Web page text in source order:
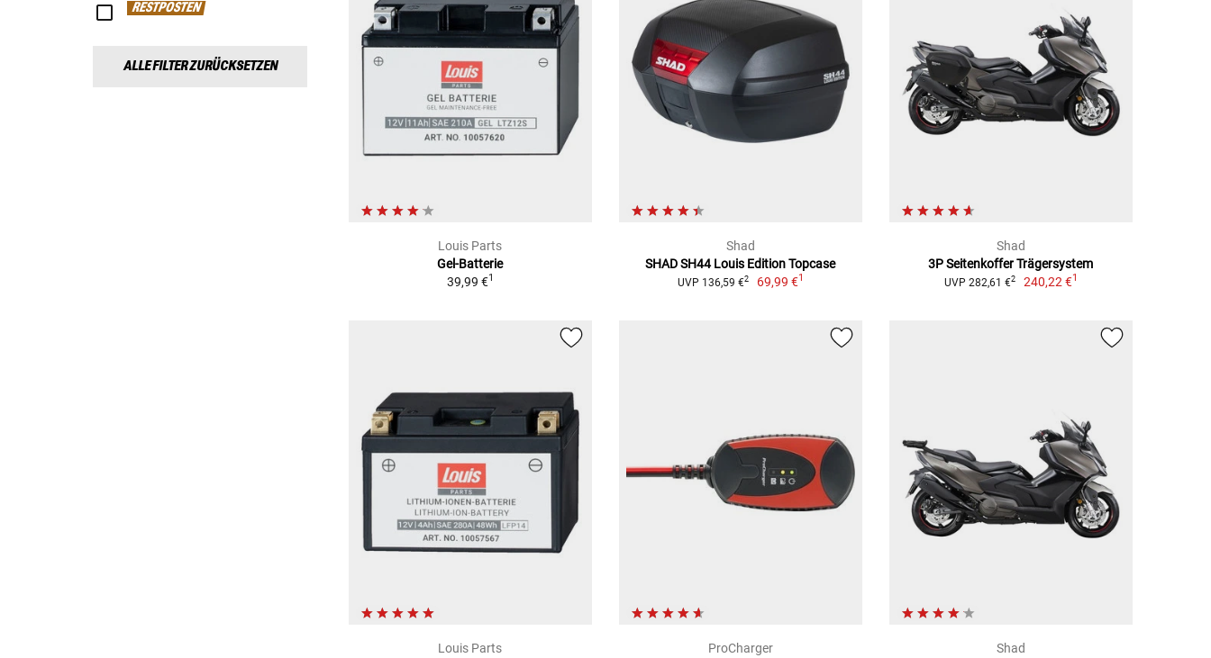
RESTPOSTEN
ALLE FILTER ZURÜCKSETZEN
Louis Parts
Gel-Batterie
39,99 €1
Shad
SHAD SH44 Louis Edition Topcase
UVP 136,59 €2 69,99 €1
Shad
3P Seitenkoffer Trägersystem
UVP 282,61 €2 240,22 €1
Louis Parts
ProCharger
Shad